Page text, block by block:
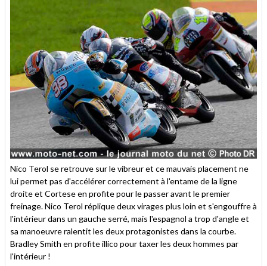
Nico Terol se retrouve sur le vibreur et ce mauvais placement ne
lui permet pas d'accélérer correctement à l'entame de la ligne
droite et Cortese en profite pour le passer avant le premier
freinage. Nico Terol réplique deux virages plus loin et s'engouffre à
l'intérieur dans un gauche serré, mais l'espagnol a trop d'angle et
sa manoeuvre ralentit les deux protagonistes dans la courbe.
Bradley Smith en profite illico pour taxer les deux hommes par
l'intérieur !